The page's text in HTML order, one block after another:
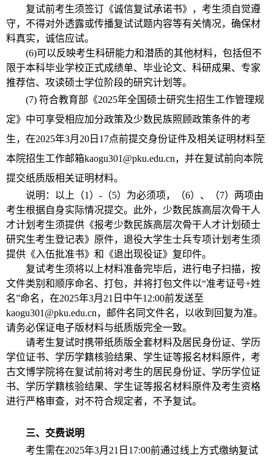
复试前考生须签订《诚信复试承诺书》，考生须自觉遵
守，不得对外透露或传播复试试题内容等有关情况，确保材
料真实，诚信应试。
(6)可以反映考生科研能力和潜质的其他材料，包括但不
限于本科毕业学校正式成绩单、毕业论文、科研成果、专家
推荐信、攻读硕士学位阶段的研究计划等。
(7) 符合教育部《2025年全国硕士研究生招生工作管理规
定》中可享受相应加分政策及少数民族照顾政策条件的考
生，在2025年3月20日17点前提交身份证件及相关证明材料至
本院招生工作邮箱kaogu301@pku.edu.cn，并在复试前向本院
提交纸质版相关证明材料。
说明：以上（1）-（5）为必须项，（6）、（7）两项由
考生根据自身实际情况提交。此外，少数民族高层次骨干人
才计划考生须提供《报考少数民族高层次骨干人才计划硕士
研究生考生登记表》原件，退役大学生士兵专项计划考生须
提供《入伍批准书》和《退出现役证》复印件。
复试考生须将以上材料准备完毕后，进行电子扫描，按
文件类别和顺序命名、打包，并将打包文件以“准考证号+姓
名”命名，在2025年3月21日中午12:00前发送至
kaogu301@pku.edu.cn，邮件名同文件名，以收到回复为准。
请务必保证电子版材料与纸质版完全一致。
请考生复试时携带纸质版全套材料及居民身份证、学历
学位证书、学历学籍核验结果、学生证等报名材料原件，考
古文博学院将在复试前将对考生的居民身份证、学历学位证
书、学历学籍核验结果、学生证等报名材料原件及考生资格
进行严格审查，对不符合规定者，不予复试。
三、交费说明
考生需在2025年3月21日17:00前通过线上方式缴纳复试